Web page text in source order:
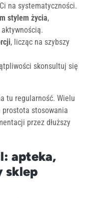
na systematyczności.
stylem życia,
, licząc na szybszy
skonsultuj się
tu regularność. Wielu
prostota stosowania
przez dłuższy
apteka,
sklep